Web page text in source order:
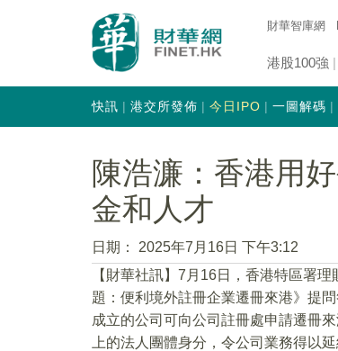
財華智庫網
港股100強
快訊 港交所發佈 今日IPO 一圖解碼
陳浩濂：香港用
金和人才
日期：
2025年7月16日 下午3:12
【財華社訊】7月16日，香港特區署
題：便利境外註冊企業遷冊來港》提
成立的公司可向公司註冊處申請遷冊
上的法人團體身分，令公司業務得以